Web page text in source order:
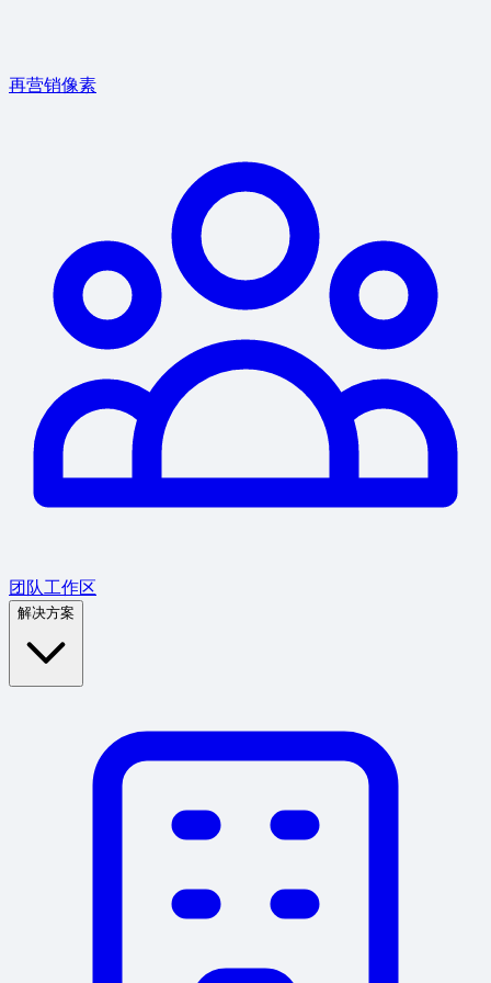
再营销像素
团队工作区
解决方案